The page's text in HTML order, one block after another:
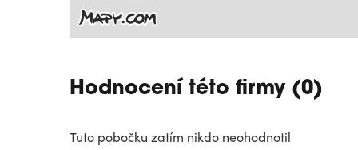
Hodnocení této firmy (0)
Tuto pobočku zatím nikdo neohodnotil